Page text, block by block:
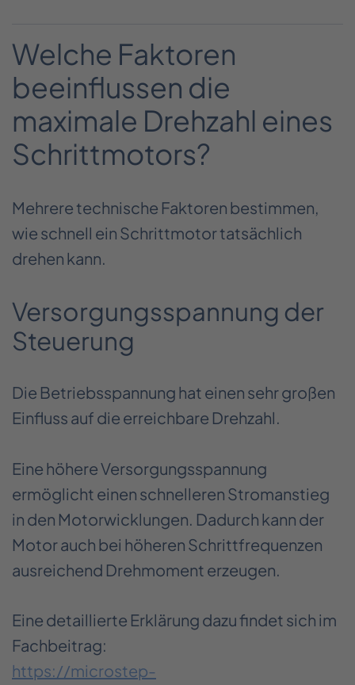
Welche Faktoren
beeinflussen die
maximale Drehzahl eines
Schrittmotors?
Mehrere technische Faktoren bestimmen,
wie schnell ein Schrittmotor tatsächlich
drehen kann.
Versorgungsspannung der
Steuerung
Die Betriebsspannung hat einen sehr großen
Einfluss auf die erreichbare Drehzahl.
Eine höhere Versorgungsspannung
ermöglicht einen schnelleren Stromanstieg
in den Motorwicklungen. Dadurch kann der
Motor auch bei höheren Schrittfrequenzen
ausreichend Drehmoment erzeugen.
Eine detaillierte Erklärung dazu findet sich im
Fachbeitrag:
https://microstep-